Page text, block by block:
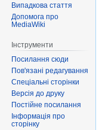
Випадкова стаття
Допомога про
MediaWiki
Інструменти
Посилання сюди
Пов'язані редагування
Спеціальні сторінки
Версія до друку
Постійне посилання
Інформація про
сторінку